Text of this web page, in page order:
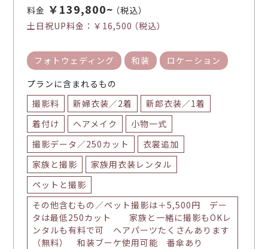
料金 ￥139,800~（税込）
土日祝UP料金： ￥16,500（税込）
フォトウェディング 和装
ロケーション
プランに含まれるもの
撮影料
新婦衣装／2着
新郎衣装／1着
着付け
ヘアメイク
小物一式
撮影データ／250カット
衣裳追加
家族と撮影
家族用衣装レンタル
ペットと撮影
その他含むもの／ペット撮影は＋5,500円 デー
タは最低250カット 家族と一緒に撮影もOKレ
ンタルも有料で可 ヘアパーツたくさんあります
（無料） 和装ブーケ使用可能 番傘あり